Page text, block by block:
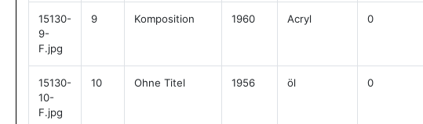
15130-
9-
F.jpg
9 Komposition 1960 Acryl 0
15130-
10-
F.jpg
10 Ohne Titel 1956 öl 0